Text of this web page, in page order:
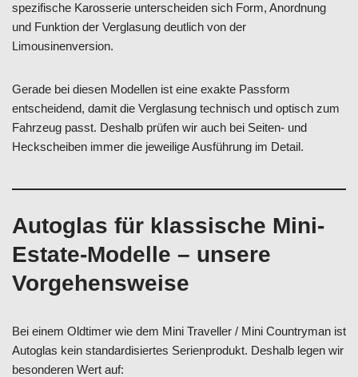
spezifische Karosserie unterscheiden sich Form, Anordnung
und Funktion der Verglasung deutlich von der
Limousinenversion.
Gerade bei diesen Modellen ist eine exakte Passform
entscheidend, damit die Verglasung technisch und optisch zum
Fahrzeug passt. Deshalb prüfen wir auch bei Seiten- und
Heckscheiben immer die jeweilige Ausführung im Detail.
Autoglas für klassische Mini-
Estate-Modelle – unsere
Vorgehensweise
Bei einem Oldtimer wie dem Mini Traveller / Mini Countryman ist
Autoglas kein standardisiertes Serienprodukt. Deshalb legen wir
besonderen Wert auf: